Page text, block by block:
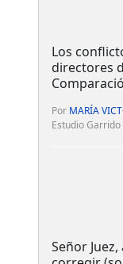
Los
directores
Por MARÍA
Estudio
Señor